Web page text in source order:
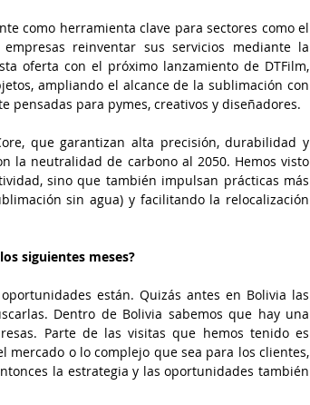
como herramienta clave para sectores como el
reinventar sus servicios mediante la
oferta con el próximo lanzamiento de DTFilm,
ampliando el alcance de la sublimación con
pensadas para pymes, creativos y diseñadores.
que garantizan alta precisión, durabilidad y
la neutralidad de carbono al 2050. Hemos visto
sino que también impulsan prácticas más
sin agua) y facilitando la relocalización
siguientes meses?
están. Quizás antes en Bolivia las
Dentro de Bolivia sabemos que hay una
Parte de las visitas que hemos tenido es
o lo complejo que sea para los clientes,
la estrategia y las oportunidades también